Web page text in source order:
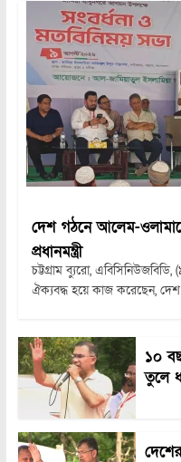
দেশ গঠনে আলেম-
প্রধানমন্ত্রী
চট্টগ্রাম ব্যুরো,
ঐক্যবদ্ধ হয়ে কাজ করেছেন,
১০
তুলে